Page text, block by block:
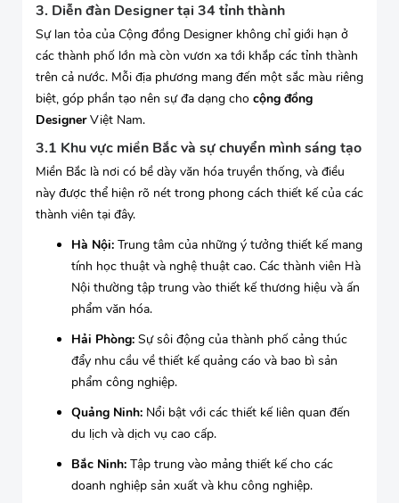
3. Diễn đàn Designer tại 34 tỉnh thành
Sự lan tỏa của Cộng đồng Designer không chỉ giới hạn ở
các thành phố lớn mà còn vươn xa tới khắp các tỉnh thành
trên cả nước. Mỗi địa phương mang đến một sắc màu riêng
biệt, góp phần tạo nên sự đa dạng cho cộng đồng
DesignerViệt Nam.
3.1 Khu vực miền Bắc và sự chuyển mình sáng tạo
Miền Bắc là nơi có bề dày văn hóa truyền thống, và điều
này được thể hiện rõ nét trong phong cách thiết kế của các
thành viên tại đây.
Hà Nội: Trung tâm của những ý tưởng thiết kế mang
tính học thuật và nghệ thuật cao. Các thành viên Hà
Nội thường tập trung vào thiết kế thương hiệu và ấn
phẩm văn hóa.
Hải Phòng: Sự sôi động của thành phố cảng thúc
đẩy nhu cầu về thiết kế quảng cáo và bao bì sản
phẩm công nghiệp.
Quảng Ninh: Nổi bật với các thiết kế liên quan đến
du lịch và dịch vụ cao cấp.
Bắc Ninh: Tập trung vào mảng thiết kế cho các
doanh nghiệp sản xuất và khu công nghiệp.